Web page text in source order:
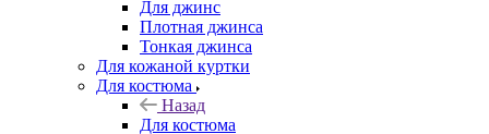
Для джинс
Плотная джинса
Тонкая джинса
Для кожаной куртки
Для костюма
Назад
Для костюма